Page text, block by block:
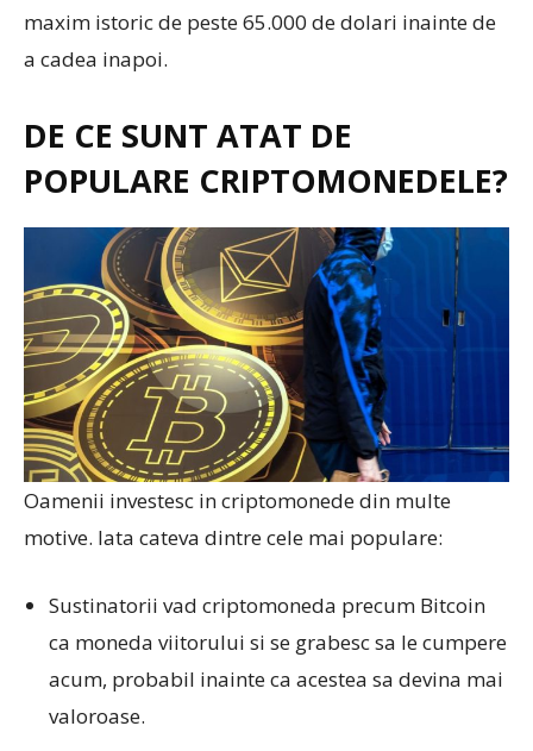
maxim istoric de peste 65.000 de dolari inainte de
a cadea inapoi.
DE CE SUNT ATAT DE
POPULARE CRIPTOMONEDELE?
Oamenii investesc in criptomonede din multe
motive. Iata cateva dintre cele mai populare:
Sustinatorii vad criptomoneda precum Bitcoin
ca moneda viitorului si se grabesc sa le cumpere
acum, probabil inainte ca acestea sa devina mai
valoroase.